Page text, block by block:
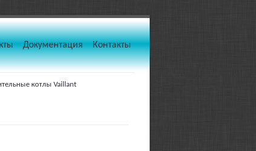
Документация Контакты
котлы Vaillant